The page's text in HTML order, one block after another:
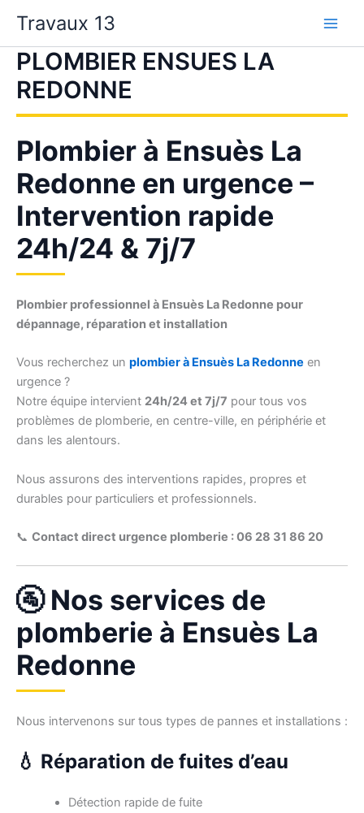
contenu
Travaux 13
PLOMBIER ENSUES LA
REDONNE
Plombier à Ensuès La
Redonne en urgence –
Intervention rapide
24h/24 & 7j/7
Plombier professionnel à Ensuès La Redonne pour
dépannage, réparation et installation
Vous recherchez un plombier à Ensuès La Redonne en
urgence ?
Notre équipe intervient 24h/24 et 7j/7 pour tous vos
problèmes de plomberie, en centre-ville, en périphérie et
dans les alentours.
Nous assurons des interventions rapides, propres et
durables pour particuliers et professionnels.
📞 Contact direct urgence plomberie : 06 28 31 86 20
🚰 Nos services de
plomberie à Ensuès La
Redonne
Nous intervenons sur tous types de pannes et installations :
💧 Réparation de fuites d’eau
Détection rapide de fuite